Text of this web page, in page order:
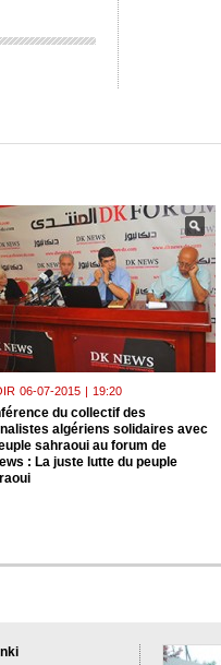
06-07-2015 | 19:20
du collectif des
algériens solidaires avec
sahraoui au forum de
: La juste lutte du peuple